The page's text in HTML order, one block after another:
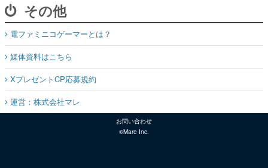
その他
電ファミニコゲーマーとは？
媒体資料はこちら
XプレゼントCP応募規約
運営：株式会社マレ
お問い合わせ
©Mare Inc.